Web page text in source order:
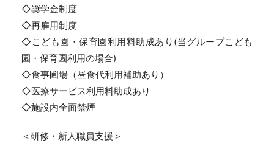
◇奨学金制度
◇再雇用制度
◇こども園・保育園利用料助成あり(当グループこども
園・保育園利用の場合)
◇食事圃場（昼食代利用補助あり）
◇医療サービス利用料助成あり
◇施設内全面禁煙
＜研修・新人職員支援＞